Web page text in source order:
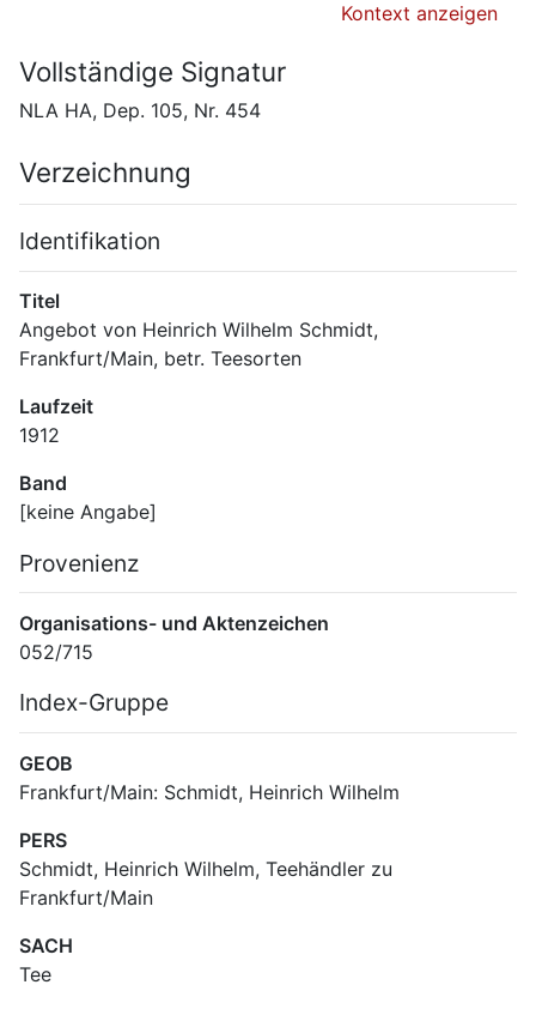
Kontext anzeigen
Vollständige Signatur
NLA HA, Dep. 105, Nr. 454
Verzeichnung
Identifikation
Titel
Angebot von Heinrich Wilhelm Schmidt,
Frankfurt/Main, betr. Teesorten
Laufzeit
1912
Band
[keine Angabe]
Provenienz
Organisations- und Aktenzeichen
052/715
Index-Gruppe
GEOB
Frankfurt/Main: Schmidt, Heinrich Wilhelm
PERS
Schmidt, Heinrich Wilhelm, Teehändler zu
Frankfurt/Main
SACH
Tee